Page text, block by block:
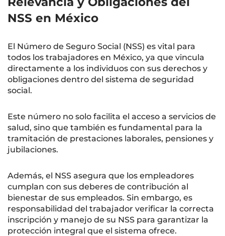
NSS en México
El Número de Seguro Social (NSS) es vital para
todos los trabajadores en México, ya que vincula
directamente a los individuos con sus derechos y
obligaciones dentro del sistema de seguridad
social.
Este número no solo facilita el acceso a servicios de
salud, sino que también es fundamental para la
tramitación de prestaciones laborales, pensiones y
jubilaciones.
Además, el NSS asegura que los empleadores
cumplan con sus deberes de contribución al
bienestar de sus empleados. Sin embargo, es
responsabilidad del trabajador verificar la correcta
inscripción y manejo de su NSS para garantizar la
protección integral que el sistema ofrece.